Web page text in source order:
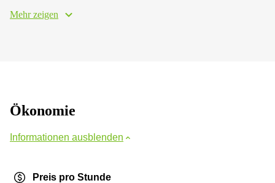
Mehr zeigen
Ökonomie
Informationen ausblenden
Preis pro Stunde